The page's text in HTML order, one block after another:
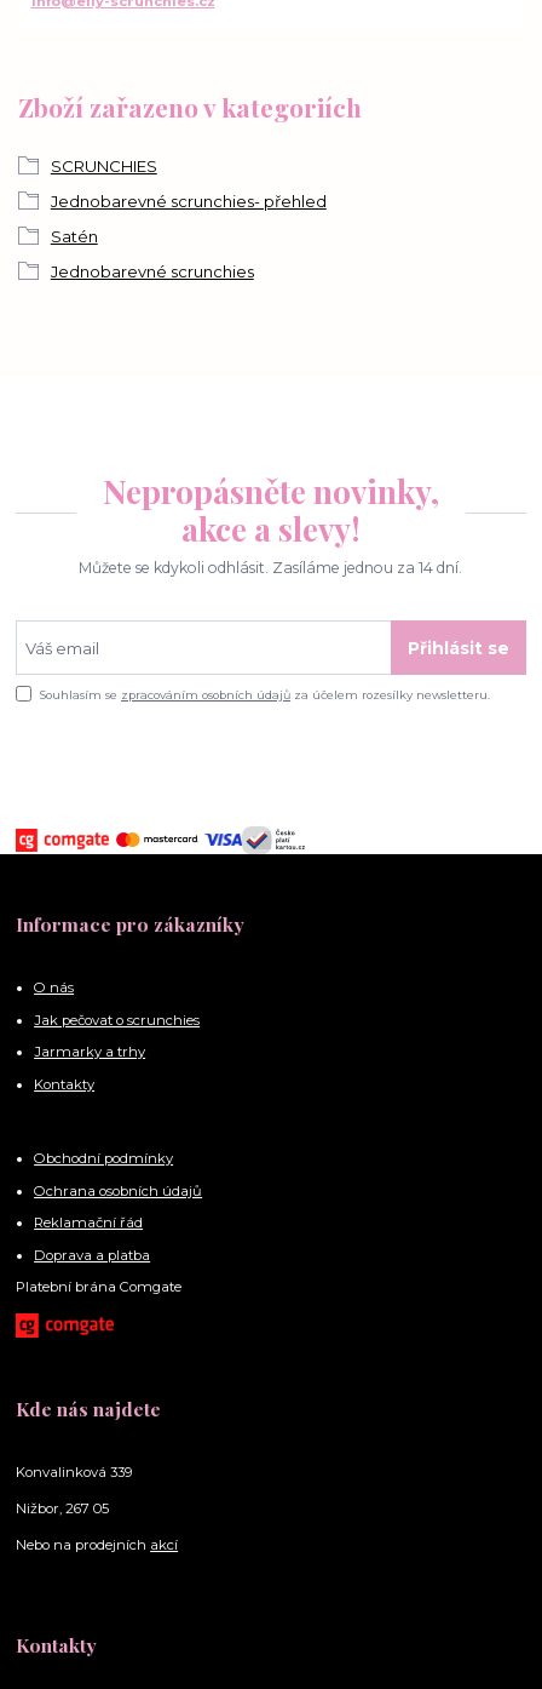
Zboží zařazeno v kategoriích
SCRUNCHIES
Jednobarevné scrunchies- přehled
Satén
Jednobarevné scrunchies
Nepropásněte novinky,
akce a slevy!
Můžete se kdykoli odhlásit. Zasíláme jednou za 14 dní.
Přihlásit se
Souhlasím se zpracováním osobních údajů za účelem rozesílky newsletteru.
Informace pro zákazníky
O nás
Jak pečovat o scrunchies
Jarmarky a trhy
Kontakty
Obchodní podmínky
Ochrana osobních údajů
Reklamační řád
Doprava a platba
Platební brána Comgate
Kde nás najdete
Konvalinková 339
Nižbor, 267 05
Nebo na prodejních akcí
Kontakty